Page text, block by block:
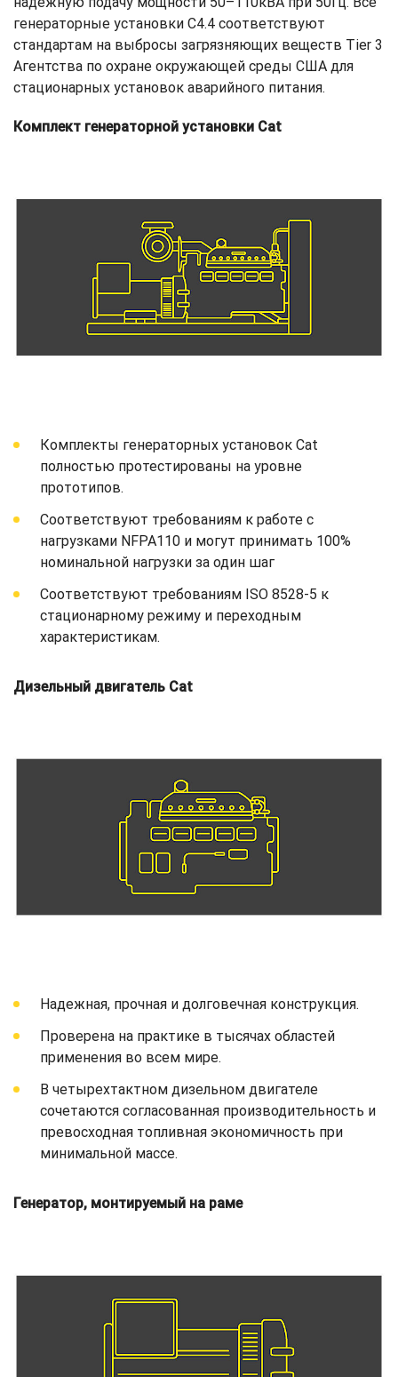
генераторные установки C4.4 соответствуют
стандартам на выбросы загрязняющих веществ Tier 3
Агентства по охране окружающей среды США для
стационарных установок аварийного питания.
Комплект генераторной установки Cat
Комплекты генераторных установок Cat
полностью протестированы на уровне
прототипов.
Соответствуют требованиям к работе с
нагрузками NFPA110 и могут принимать 100%
номинальной нагрузки за один шаг
Соответствуют требованиям ISO 8528-5 к
стационарному режиму и переходным
характеристикам.
Дизельный двигатель Cat
Надежная, прочная и долговечная конструкция.
Проверена на практике в тысячах областей
применения во всем мире.
В четырехтактном дизельном двигателе
сочетаются согласованная производительность и
превосходная топливная экономичность при
минимальной массе.
Генератор, монтируемый на раме